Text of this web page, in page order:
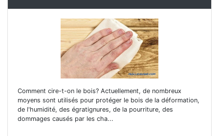
Comment cire-t-on le bois? Actuellement, de nombreux
moyens sont utilisés pour protéger le bois de la déformation,
de l'humidité, des égratignures, de la pourriture, des
dommages causés par les cha...